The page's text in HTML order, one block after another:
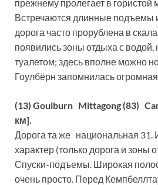
прежнему пролегает в гористой
Встречаются длинные подъемы
дорога часто прорублена в
появились зоны отдыха с водой,
туалетом; здесь вполне можно
Гоулбёрн запомнилась
(13) Goulburn Mittagong (83)
км].
Дорога та же национальная 31.
характер (только дорога и зоны
Спуски-подъемы. Широкая
очень просто. Перед